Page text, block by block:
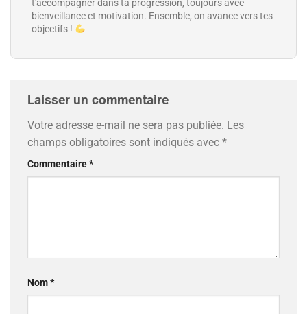
t'accompagner dans ta progression, toujours avec
bienveillance et motivation. Ensemble, on avance vers tes
objectifs !
Laisser un commentaire
Votre adresse e-mail ne sera pas publiée. Les
champs obligatoires sont indiqués avec *
Commentaire*
Nom*